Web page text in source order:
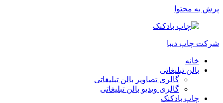
پرش به محتوا
شرکت چاپ دیبا
خانه
بالن تبلیغاتی
گالری تصاویر بالن تبلیغاتی
گالری ویدیو بالن تبلیغاتی
چاپ بادکنک